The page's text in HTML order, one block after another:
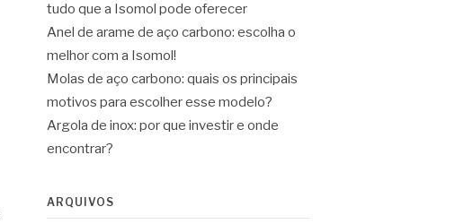
tudo que a Isomol pode oferecer
Anel de arame de aço carbono: escolha o
melhor com a Isomol!
Molas de aço carbono: quais os principais
motivos para escolher esse modelo?
Argola de inox: por que investir e onde
encontrar?
ARQUIVOS